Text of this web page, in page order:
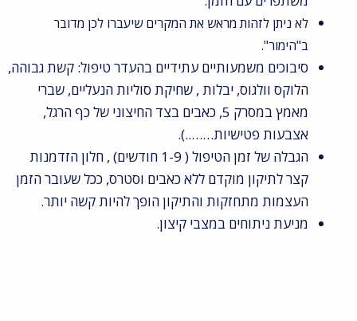
לא ניתן לזהות מראש את המקרים שיעברו לכן מדובר
ב"הימור".
סיבוכים משמעותיים עתידיים בהעדר טיפול: קשת גבוהה,
הלוקס וולגוס, יבלות , שחיקת סוליות הנעליים, שברי
מאמץ במסרק 5, כאבים בצד החיצוני של כף הרגל,
אצבעות פטישיות……..).
הגבלה של זמן הטיפול ( 1-9 חודשים) , חלון הזדמנות
קצר לתיקון מוקדם ללא כאבים וסטרס, ככל שעובר הזמן
העצמות מתחזקות והתיקון הופך להיות קשה יותר.
מניעת ניתוחים במצבי קיצון.